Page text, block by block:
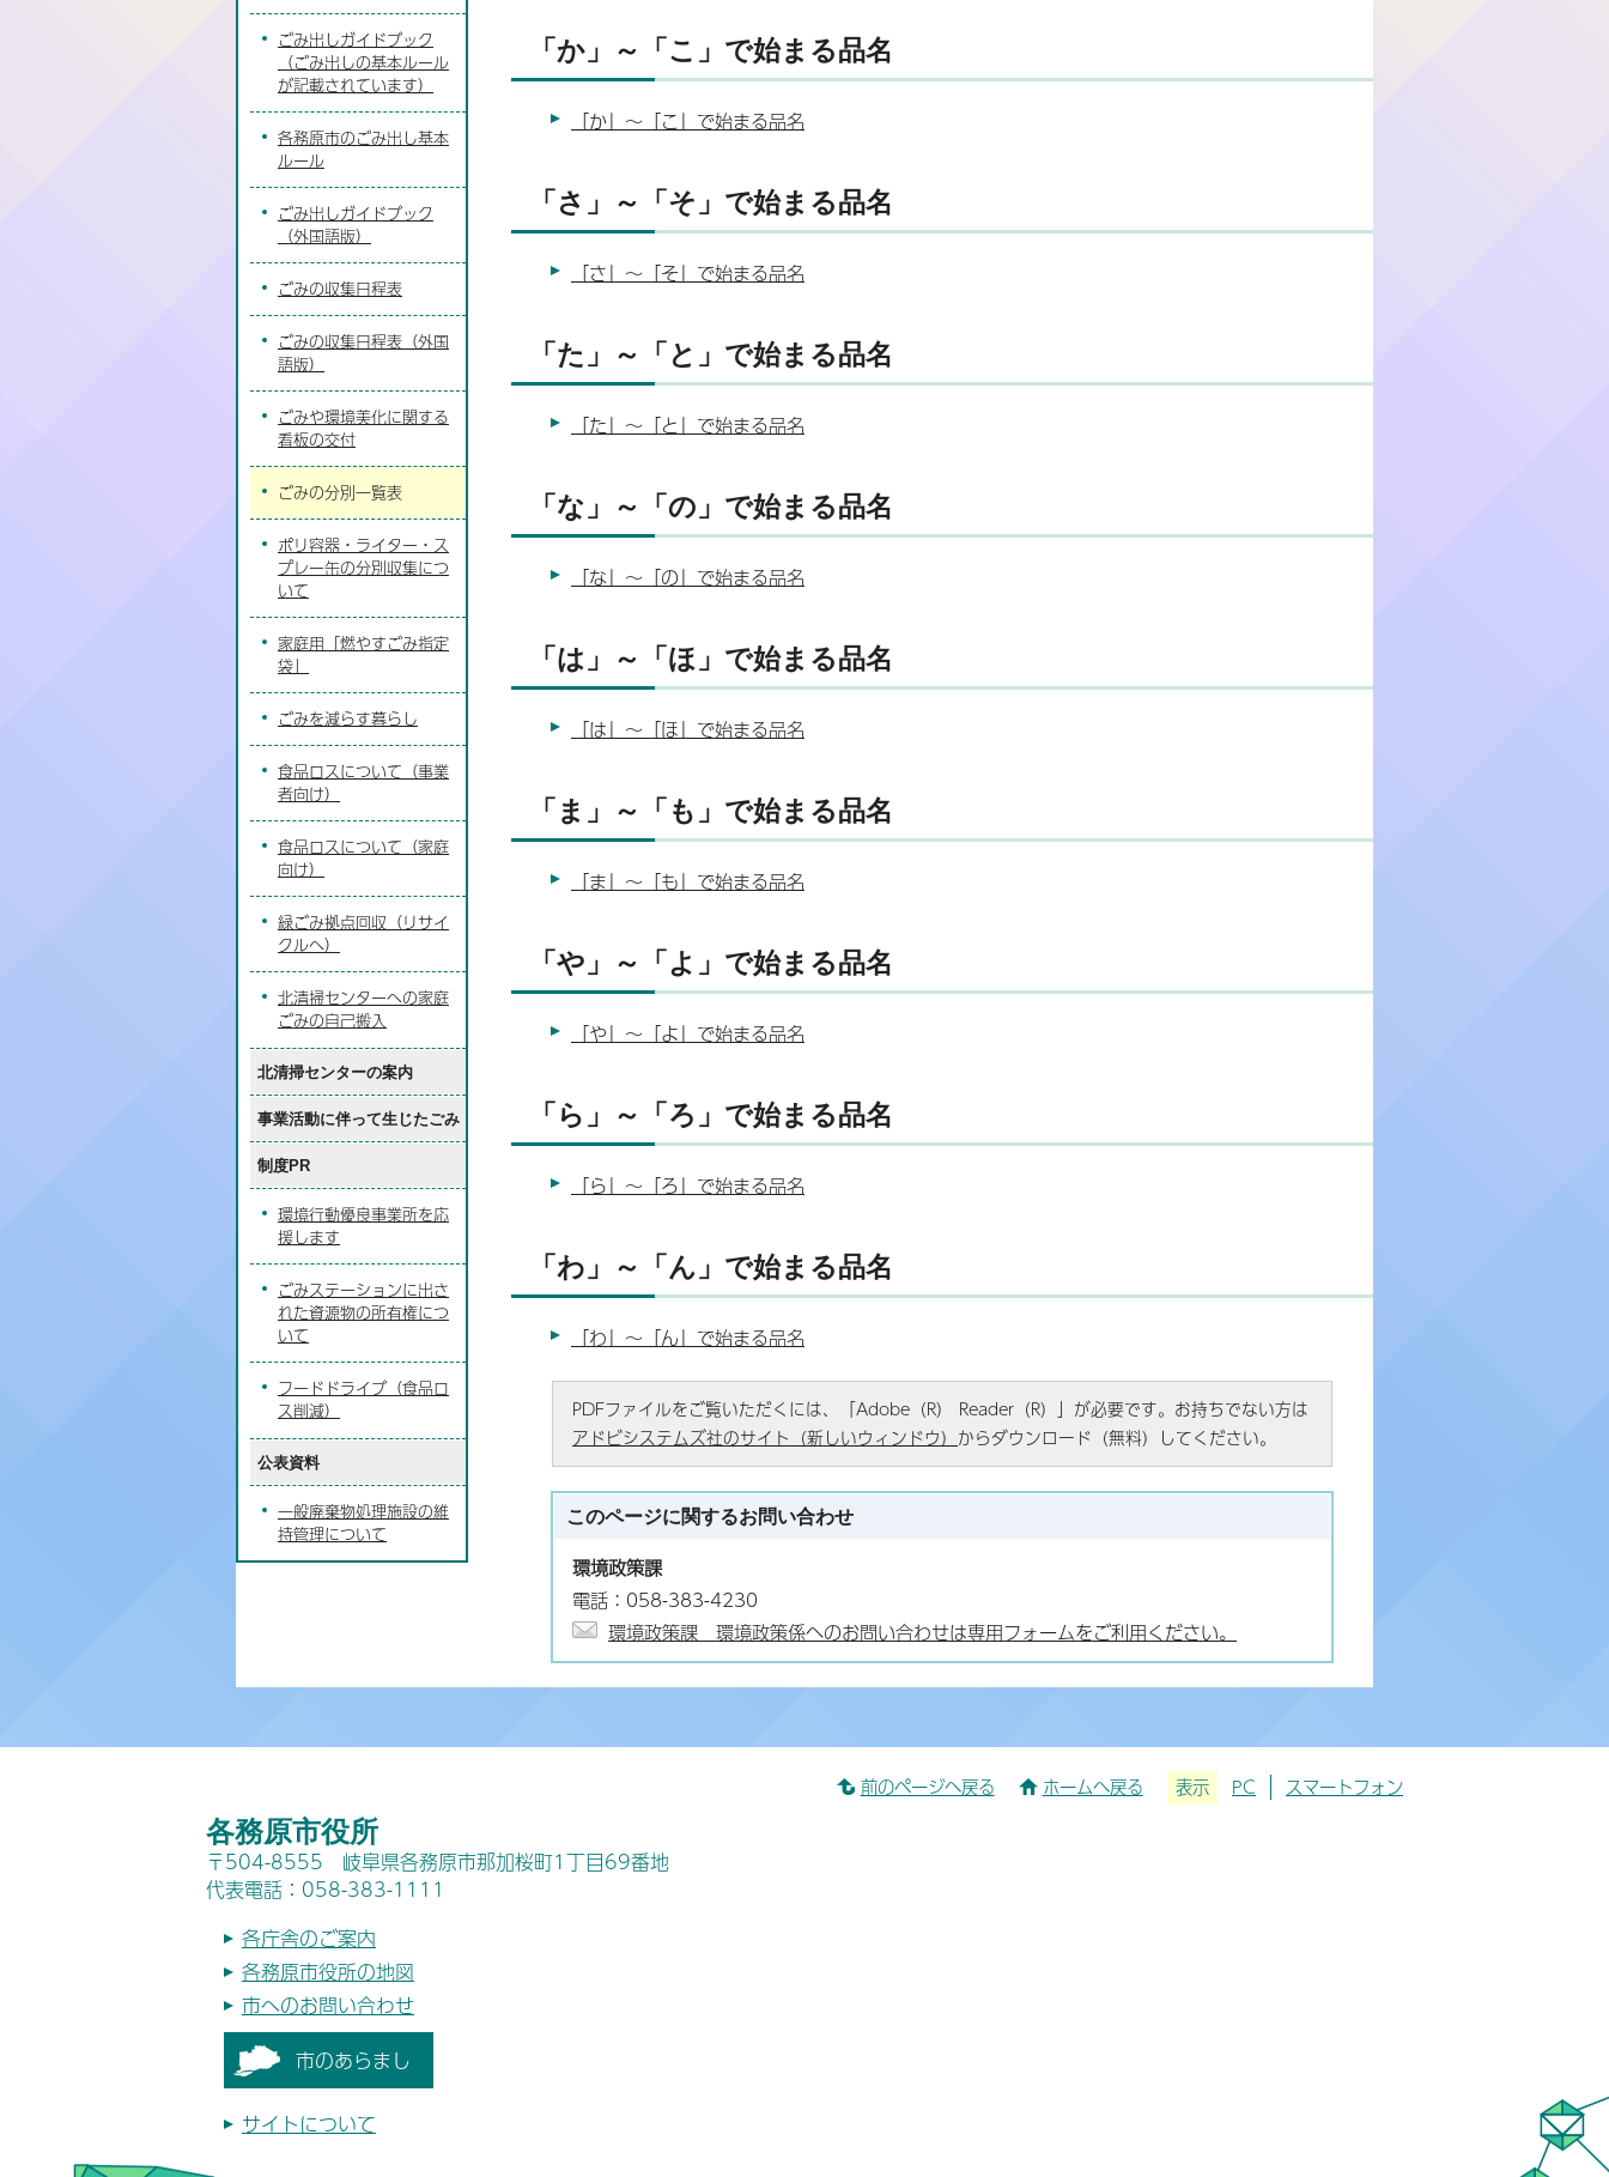
「か」～「こ」で始まる品名
「か」～「こ」で始まる品名
「さ」～「そ」で始まる品名
「さ」～「そ」で始まる品名
「た」～「と」で始まる品名
「た」～「と」で始まる品名
「な」～「の」で始まる品名
「な」～「の」で始まる品名
「は」～「ほ」で始まる品名
「は」～「ほ」で始まる品名
「ま」～「も」で始まる品名
「ま」～「も」で始まる品名
「や」～「よ」で始まる品名
「や」～「よ」で始まる品名
「ら」～「ろ」で始まる品名
「ら」～「ろ」で始まる品名
「わ」～「ん」で始まる品名
「わ」～「ん」で始まる品名
PDFファイルをご覧いただくには、「Adobe（R） Reader（R）」が必要です。お持ちでない方は
アドビシステムズ社のサイト（新しいウィンドウ） からダウンロード（無料）してください。
このページに関するお問い合わせ
環境政策課
電話：058-383-4230
環境政策課 環境政策係へのお問い合わせは専用フォームをご利用ください。
ごみ出しガイドブック
（ごみ出しの基本ルール
が記載されています）
各務原市のごみ出し基本
ルール
ごみ出しガイドブック
（外国語版）
ごみの収集日程表
ごみの収集日程表（外国
語版）
ごみや環境美化に関する
看板の交付
ごみの分別一覧表
ポリ容器・ライター・ス
プレー缶の分別収集につ
いて
家庭用「燃やすごみ指定
袋」
ごみを減らす暮らし
食品ロスについて（事業
者向け）
食品ロスについて（家庭
向け）
緑ごみ拠点回収（リサイ
クルへ）
北清掃センターへの家庭
ごみの自己搬入
北清掃センターの案内
事業活動に伴って生じたごみ
制度PR
環境行動優良事業所を応
援します
ごみステーションに出さ
れた資源物の所有権につ
いて
フードドライブ（食品ロ
ス削減）
公表資料
一般廃棄物処理施設の維
持管理について
前のページへ戻る ホームへ戻る 表示 PC スマートフォン
各務原市役所
〒504-8555 岐阜県各務原市那加桜町1丁目69番地
代表電話：058-383-1111
各庁舎のご案内
各務原市役所の地図
市へのお問い合わせ
市のあらまし
サイトについて